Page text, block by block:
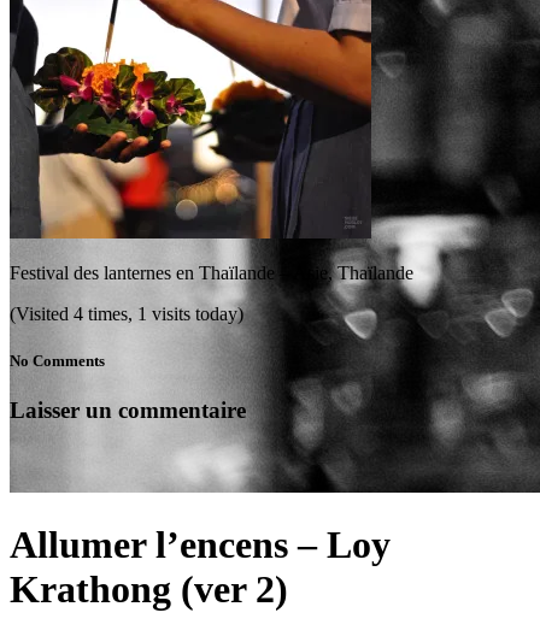
Allumer l’encens – Loy
Krathong (ver 2)
Festival des lanternes en Thaïlande – Asie, Thaïlande
(Visited 4 times, 1 visits today)
No Comments
Laisser un commentaire